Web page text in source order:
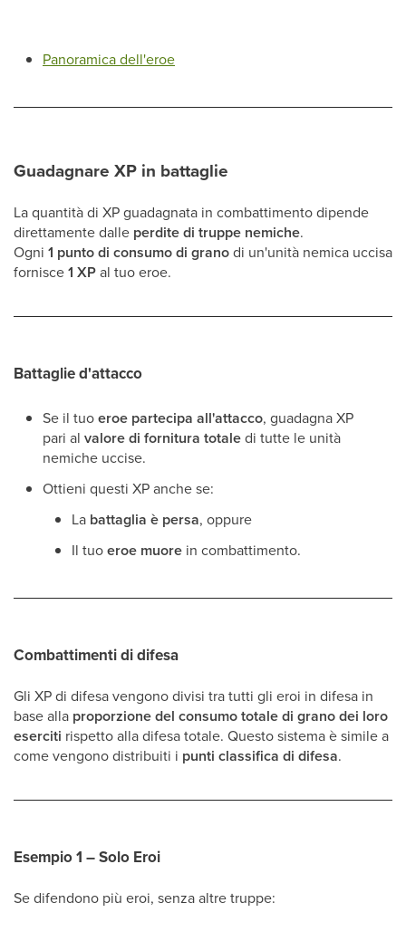
Panoramica dell'eroe
Guadagnare XP in battaglie
La quantità di XP guadagnata in combattimento dipende
direttamente dalle perdite di truppe nemiche.
Ogni 1 punto di consumo di granodi un'unità nemica uccisa
fornisce1 XPal tuo eroe.
Battaglie d'attacco
Se il tuoeroe partecipa all'attacco, guadagna XP
pari al valore di fornitura totaledi tutte le unità
nemiche uccise.
Ottieni questi XP anche se:
La battaglia è persa, oppure
Il tuoeroe muore in combattimento.
Combattimenti di difesa
Gli XP di difesa vengono divisi tra tutti gli eroi in difesa in
base alla proporzione del consumo totale di grano dei loro
eserciti rispetto alla difesa totale. Questo sistema è simile a
come vengono distribuiti i punti classifica di difesa.
Esempio 1 – Solo Eroi
Se difendono più eroi, senza altre truppe: